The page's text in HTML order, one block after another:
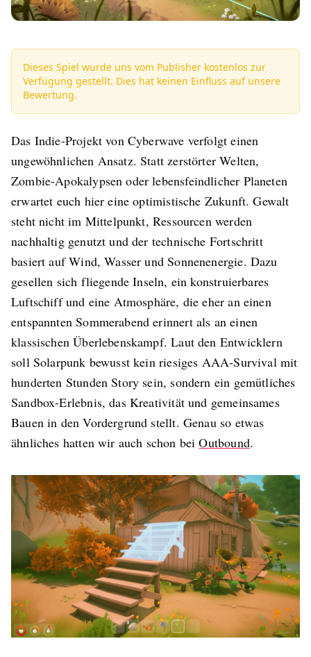
Dieses Spiel wurde uns vom Publisher kostenlos zur
Verfügung gestellt. Dies hat keinen Einfluss auf unsere
Bewertung.
Das Indie-Projekt von Cyberwave verfolgt einen
ungewöhnlichen Ansatz. Statt zerstörter Welten,
Zombie-Apokalypsen oder lebensfeindlicher Planeten
erwartet euch hier eine optimistische Zukunft. Gewalt
steht nicht im Mittelpunkt, Ressourcen werden
nachhaltig genutzt und der technische Fortschritt
basiert auf Wind, Wasser und Sonnenenergie. Dazu
gesellen sich fliegende Inseln, ein konstruierbares
Luftschiff und eine Atmosphäre, die eher an einen
entspannten Sommerabend erinnert als an einen
klassischen Überlebenskampf. Laut den Entwicklern
soll Solarpunk bewusst kein riesiges AAA-Survival mit
hunderten Stunden Story sein, sondern ein gemütliches
Sandbox-Erlebnis, das Kreativität und gemeinsames
Bauen in den Vordergrund stellt. Genau so etwas
ähnliches hatten wir auch schon beiOutbound.